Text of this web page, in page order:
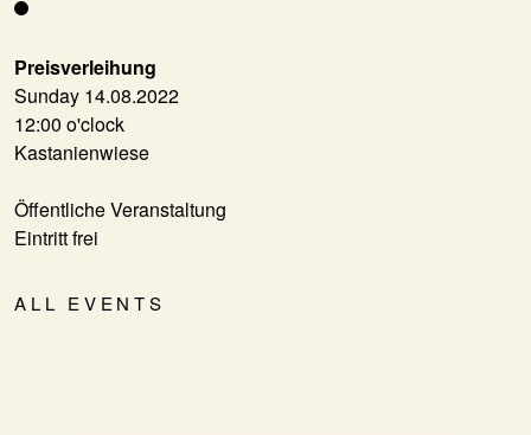
Preisverleihung
Sunday 14.08.2022
12:00 o'clock
Kastanienwiese
Öffentliche Veranstaltung
Eintritt frei
ALL EVENTS